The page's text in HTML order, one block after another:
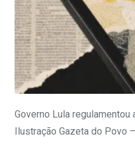
Governo Lula
Ilustração Gazeta do Povo